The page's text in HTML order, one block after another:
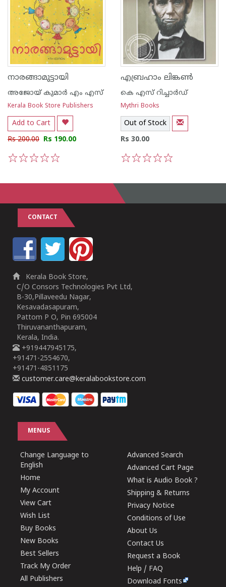
നാരങ്ങാമുട്ടായി
അജോയ് കുമാര്‍ എം എസ്
Kerala Book Store Publishers
Add to Cart
Rs 200.00 Rs 190.00
എബ്രഹാം ലിങ്കണ്‍
കെ എസ് റിച്ചാര്‍ഡ്
Mythri Books
Out of Stock
Rs 30.00
CONTACT
Kerala Book Store,
C/O Consors Technologies Pvt Ltd,
B-30,Pillaveedu Nagar,
Kesavadasapuram,
Pattom P O, Pin 695004
Thiruvananthapuram,
Kerala, India.
+919447945175,
+91471-2554670,
+91471-4851175
customer.care@keralabookstore.com
MENUS
Change Language to
English
Home
My Account
View Cart
Wish List
Buy Books
New Books
Best Sellers
Track My Order
All Publishers
Advanced Search
Advanced Cart Page
What is Audio Book ?
Shipping & Returns
Privacy Notice
Conditions of Use
About Us
Contact Us
Request a Book
Help / FAQ
Download Fonts